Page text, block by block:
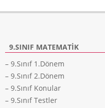
9.SINIF MATEMATIK
– 9.Sınıf 1.Dönem
– 9.Sınıf 2.Dönem
– 9.Sınıf Konular
– 9.Sınıf Testler